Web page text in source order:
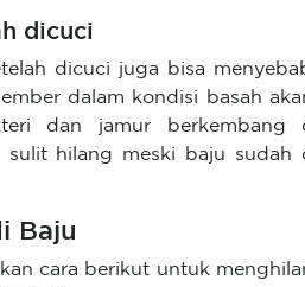
dicuci
dicuci juga bisa
dalam kondisi basah
dan jamur berkembang
hilang meski baju sudah
Baju
cara berikut untuk